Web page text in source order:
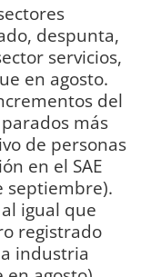
despunta,
servicios,
en agosto.
del
más
de personas
en el SAE
septiembre).
igual que
registrado
industria